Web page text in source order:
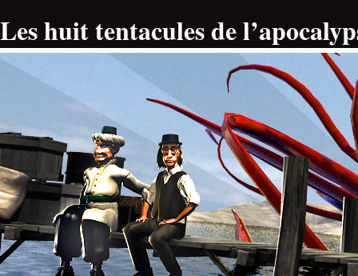
Les huit tentacules de